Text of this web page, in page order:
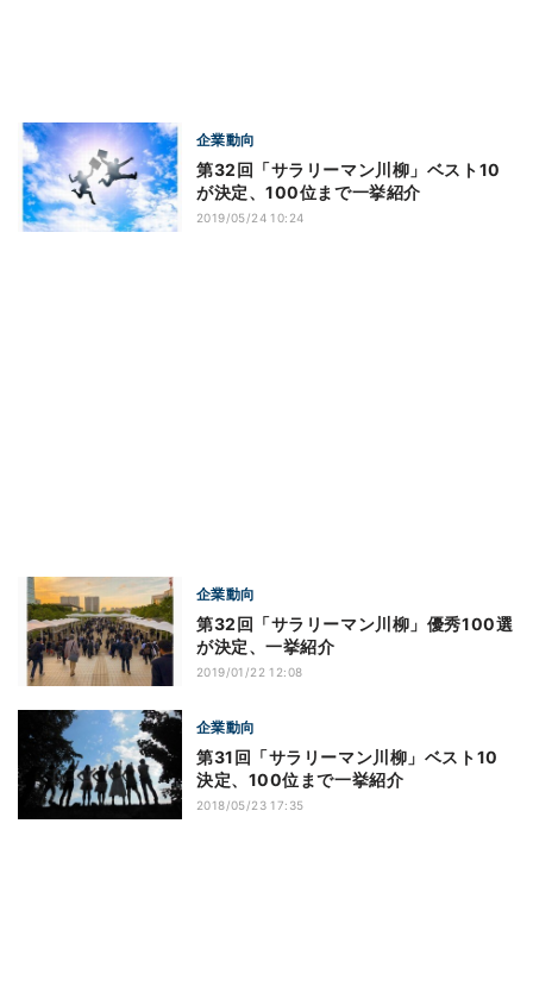
企業動向
第32回「サラリーマン川柳」ベスト10
が決定、100位まで一挙紹介
2019/05/24 10:24
企業動向
第32回「サラリーマン川柳」優秀100選
が決定、一挙紹介
2019/01/22 12:08
企業動向
第31回「サラリーマン川柳」ベスト10
決定、100位まで一挙紹介
2018/05/23 17:35